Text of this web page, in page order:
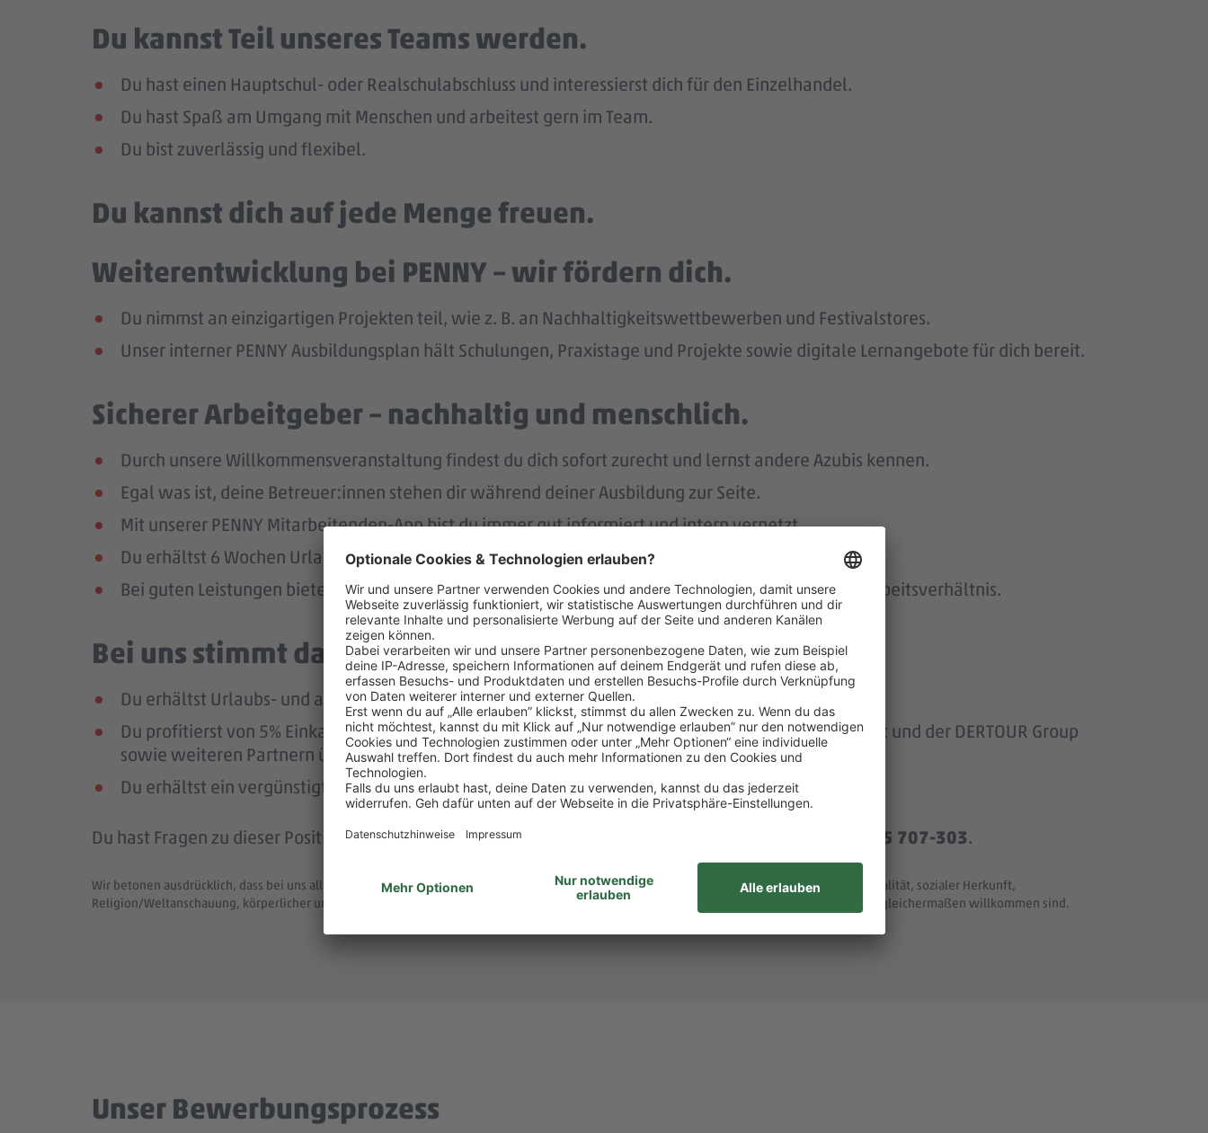
Du kannst Teil unseres Teams werden.
Du hast einen Hauptschul- oder Realschulabschluss und interessierst dich für den Einzelhandel.
Du hast Spaß am Umgang mit Menschen und arbeitest gern im Team.
Du bist zuverlässig und flexibel.
Du kannst dich auf jede Menge freuen.
Weiterentwicklung bei PENNY – wir fördern dich.
Du nimmst an einzigartigen Projekten teil, wie z. B. an Nachhaltigkeitswettbewerben und Festivalstores.
Unser interner PENNY Ausbildungsplan hält Schulungen, Praxistage und Projekte sowie digitale Lernangebote für dich bereit.
Sicherer Arbeitgeber – nachhaltig und menschlich.
Durch unsere Willkommensveranstaltung findest du dich sofort zurecht und lernst andere Azubis kennen.
Egal was ist, deine Betreuer:innen stehen dir während deiner Ausbildung zur Seite.
Mit unserer PENNY Mitarbeitenden-App bist du immer gut informiert und intern vernetzt.
Du erhältst 6 Wochen Urlaub pro Jahr.
Bei guten Leistungen bieten wir dir nach deiner Ausbildung eine Übernahme in ein unbefristetes Arbeitsverhältnis.
Bei uns stimmt das Gehalt – und noch mehr.
Du erhältst Urlaubs- und ab dem zweiten Jahr auch noch Weihnachtsgeld.
Du profitierst von 5% Einkaufsrabatt bei PENNY und REWE, weiteren Rabatten beim toom Baumarkt und der DERTOUR Group
sowie weiteren Partnern über die Plattform Corporate Benefits.
Du erhältst ein vergünstigtes Deutschlandticket.
Du hast Fragen zu dieser Position (Job-ID: 933765)? Dann melde dich bei +49 8165 707-303.
Wir betonen ausdrücklich, dass bei uns alle Menschen - unabhängig von Geschlecht/geschlechtlicher Identität, ethnischer Herkunft und Nationalität, sozialer Herkunft,
Religion/Weltanschauung, körperlicher und geistiger Fähigkeiten, Alter sowie sexueller Orientierung oder weiterer individueller Merkmale - gleichermaßen willkommen sind.
Unser Bewerbungsprozess